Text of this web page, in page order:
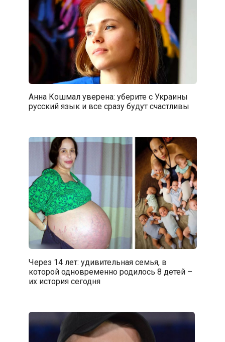
Анна Кошмал уверена: уберите с Украины
русский язык и все сразу будут счастливы
Через 14 лет: удивительная семья, в
которой одновременно родилось 8 детей –
их история сегодня